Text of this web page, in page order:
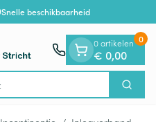
Snelle beschikbaarheid
Zoek
0 artikelen
€ 0,00
0